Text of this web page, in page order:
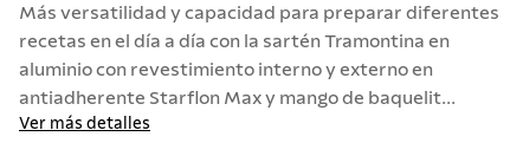
Más versatilidad y capacidad para preparar diferentes
recetas en el día a día con la sartén Tramontina en
aluminio con revestimiento interno y externo en
antiadherente Starflon Max y mango de baquelit...
Ver más detalles